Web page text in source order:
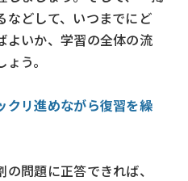
などして、いつまでにど
よいか、学習の全体の流
う。
リ進めながら復習を繰
問題に正答できれば、